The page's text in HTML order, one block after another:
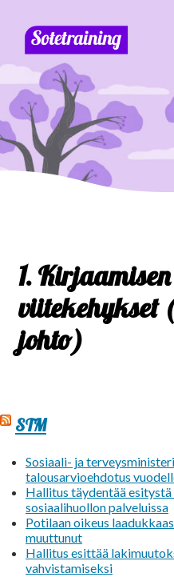
1.
viitekehykset
johto)
STM
Sosiaali- ja
talousarvioehdotus
Hallitus täydentää
sosiaalihuollon palveluissa
Potilaan oikeus
muuttunut
Hallitus esittää
vahvistamiseksi